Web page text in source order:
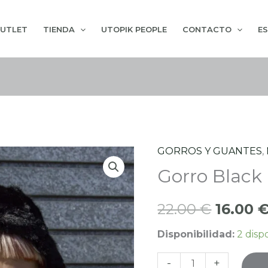
TIENDA UTOPIK PEOPLE CONTACTO
GORROS Y GUANTES,
Gorro Black
22.00€
El
precio
era:
22.00 €.
16.00
Disponibilidad: 2
-
Gorro
Black
cantidad
+